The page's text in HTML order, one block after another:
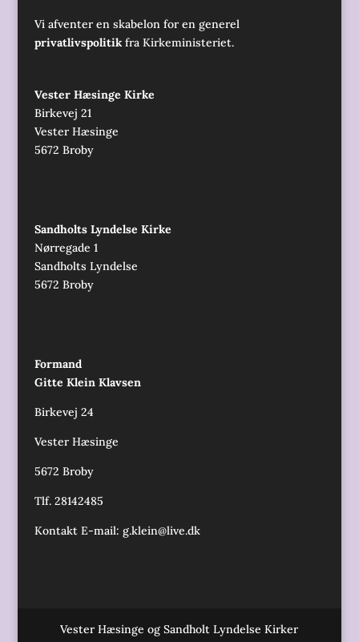
Vi afventer en skabelon for en generel
privatlivspolitikfra Kirkeministeriet.
Vester Hæsinge Kirke
Birkevej 21
Vester Hæsinge
5672 Broby
Sandholts Lyndelse Kirke
Nørregade 1
Sandholts Lyndelse
5672 Broby
Formand
Gitte Klein Klavsen
Birkevej 24
Vester Hæsinge
5672 Broby
Tlf. 28142485
Kontakt E-mail: g.klein@live.dk
Vester Hæsinge og Sandholt Lyndelse Kirker